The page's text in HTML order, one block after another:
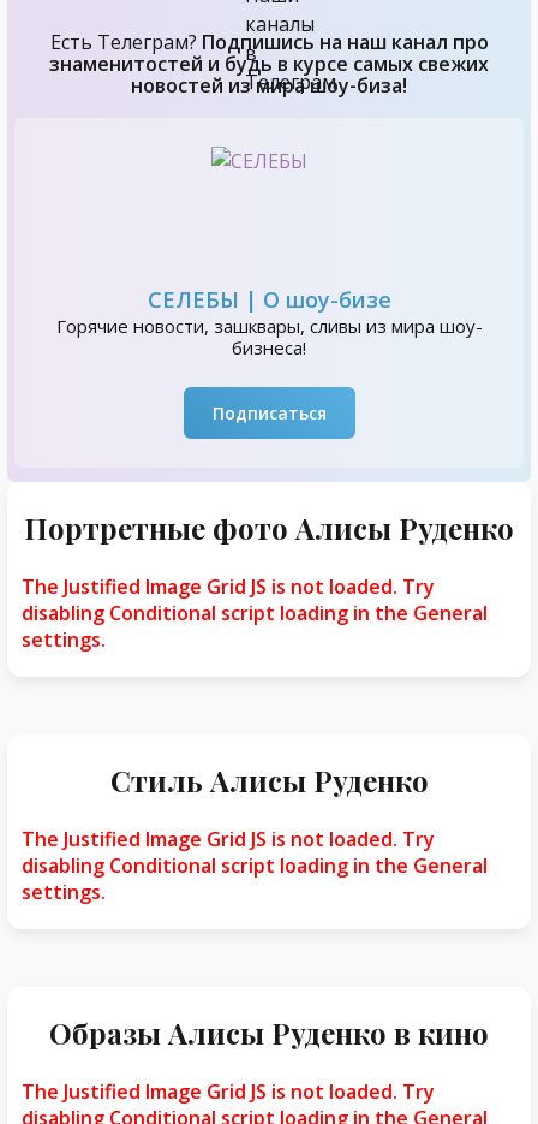
Есть Телеграм? Подпишись на наш канал про
знаменитостей и будь в курсе самых свежих
новостей из мира шоу-биза!
СЕЛЕБЫ | О шоу-бизе
Горячие новости, зашквары, сливы из мира шоу-
бизнеса!
Подписаться
Портретные фото Алисы Руденко
The Justified Image Grid JS is not loaded. Try
disabling Conditional script loading in the General
settings.
Стиль Алисы Руденко
The Justified Image Grid JS is not loaded. Try
disabling Conditional script loading in the General
settings.
Образы Алисы Руденко в кино
The Justified Image Grid JS is not loaded. Try
disabling Conditional script loading in the General